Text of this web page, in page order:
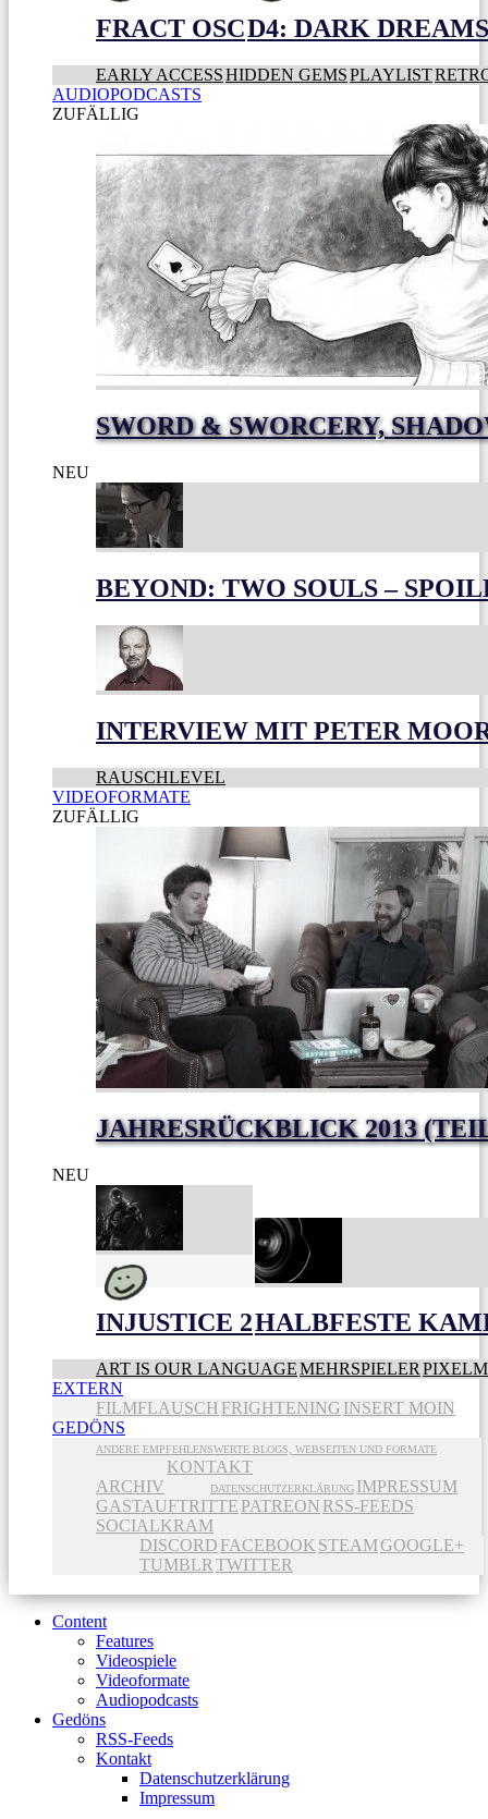
FRACT OSCD4: DARK
EARLY ACCESSHIDDEN GEMSPLAYLIST
AUDIOPODCASTS
ZUFÄLLIG
SWORD & SWORCERY,
NEU
BEYOND: TWO SOULS –
INTERVIEW MIT PETER
RAUSCHLEVEL
VIDEOFORMATE
ZUFÄLLIG
JAHRESRÜCKBLICK 2013
NEU
INJUSTICE 2HALBFESTE
ART IS OUR LANGUAGEMEHRSPIELER
EXTERN
FILMFLAUSCH FRIGHTENING INSERT MOIN
GEDÖNS
ANDERE EMPFEHLENSWERTE BLOGS, WEBSEITEN UND FORMATE
ARCHIV
KONTAKT
DATENSCHUTZERKLÄRUNG IMPRESSUM
GASTAUFTRITTE PATREON RSS-FEEDS
SOCIALKRAM
DISCORD FACEBOOK STEAMGOOGLE+
TUMBLR TWITTER
Content
Features
Videospiele
Videoformate
Audiopodcasts
Gedöns
RSS-Feeds
Kontakt
Datenschutzerklärung
Impressum